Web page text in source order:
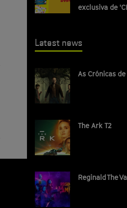
exclusiva de
Latest news
As Crónicas
The Ark T2
Reginald The